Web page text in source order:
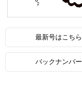
最新号はこちら
バックナンバー